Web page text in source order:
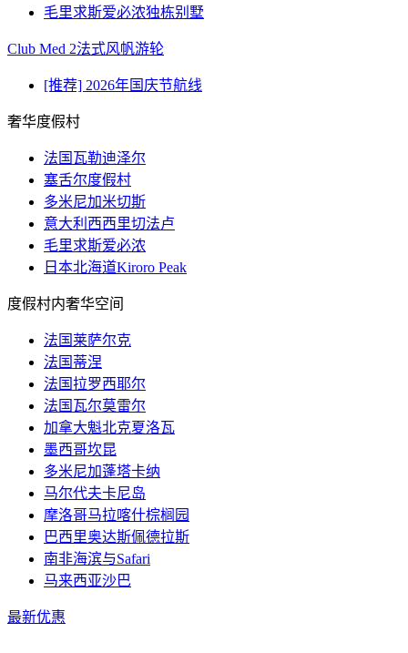
毛里求斯爱必浓独栋别墅
Club Med 2法式风帆游轮
[推荐] 2026年国庆节航线
奢华度假村
法国瓦勒迪泽尔
塞舌尔度假村
多米尼加米切斯
意大利西西里切法卢
毛里求斯爱必浓
日本北海道Kiroro Peak
度假村内奢华空间
法国莱萨尔克
法国蒂涅
法国拉罗西耶尔
法国瓦尔莫雷尔
加拿大魁北克夏洛瓦
墨西哥坎昆
多米尼加蓬塔卡纳
马尔代夫卡尼岛
摩洛哥马拉喀什棕榈园
巴西里奥达斯佩德拉斯
南非海滨与Safari
马来西亚沙巴
最新优惠